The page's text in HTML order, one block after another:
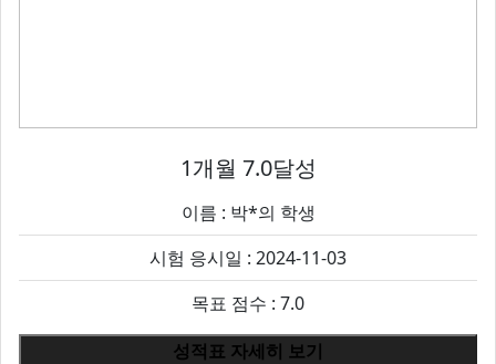
1개월 7.0달성
이름 : 박*의 학생
시험 응시일 : 2024-11-03
목표 점수 : 7.0
성적표 자세히 보기